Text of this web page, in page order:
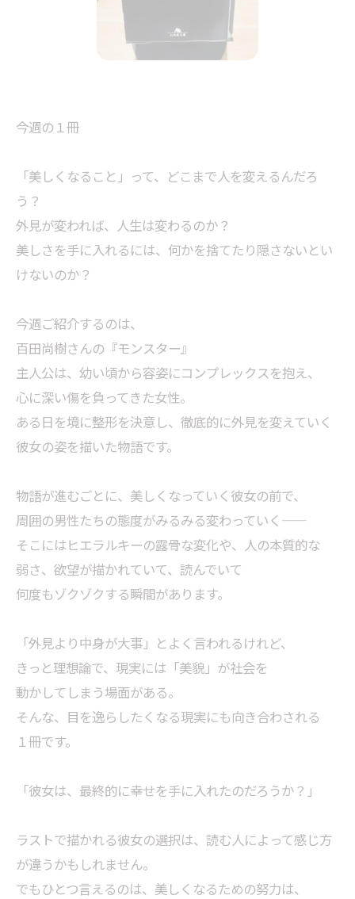
今週の１冊
「美しくなること」って、どこまで人を変えるんだろ
う？
外見が変われば、人生は変わるのか？
美しさを手に入れるには、何かを捨てたり隠さないとい
けないのか？
今週ご紹介するのは、
百田尚樹さんの『モンスター』
主人公は、幼い頃から容姿にコンプレックスを抱え、
心に深い傷を負ってきた女性。
ある日を境に整形を決意し、徹底的に外見を変えていく
彼女の姿を描いた物語です。
物語が進むごとに、美しくなっていく彼女の前で、
周囲の男性たちの態度がみるみる変わっていく――
そこにはヒエラルキーの露骨な変化や、人の本質的な
弱さ、欲望が描かれていて、読んでいて
何度もゾクゾクする瞬間があります。
「外見より中身が大事」とよく言われるけれど、
きっと理想論で、現実には「美貌」が社会を
動かしてしまう場面がある。
そんな、目を逸らしたくなる現実にも向き合わされる
１冊です。
「彼女は、最終的に幸せを手に入れたのだろうか？」
ラストで描かれる彼女の選択は、読む人によって感じ方
が違うかもしれません。
でもひとつ言えるのは、美しくなるための努力は、